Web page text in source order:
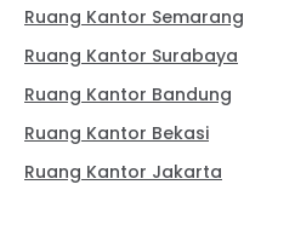
Ruang Kantor Semarang
Ruang Kantor Surabaya
Ruang Kantor Bandung
Ruang Kantor Bekasi
Ruang Kantor Jakarta